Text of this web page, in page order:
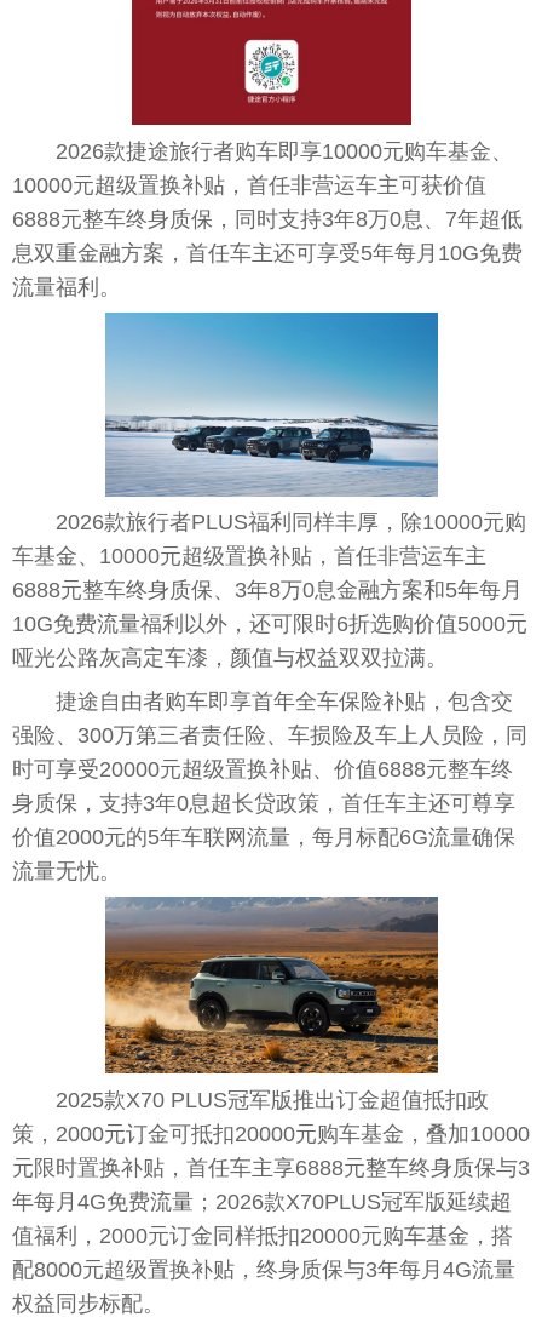
2026款捷途旅行者购车即享10000元购车基金、
10000元超级置换补贴，首任非营运车主可获价值
6888元整车终身质保，同时支持3年8万0息、7年超低
息双重金融方案，首任车主还可享受5年每月10G免费
流量福利。
2026款旅行者PLUS福利同样丰厚，除10000元购
车基金、10000元超级置换补贴，首任非营运车主
6888元整车终身质保、3年8万0息金融方案和5年每月
10G免费流量福利以外，还可限时6折选购价值5000元
哑光公路灰高定车漆，颜值与权益双双拉满。
捷途自由者购车即享首年全车保险补贴，包含交
强险、300万第三者责任险、车损险及车上人员险，同
时可享受20000元超级置换补贴、价值6888元整车终
身质保，支持3年0息超长贷政策，首任车主还可尊享
价值2000元的5年车联网流量，每月标配6G流量确保
流量无忧。
2025款X70 PLUS冠军版推出订金超值抵扣政
策，2000元订金可抵扣20000元购车基金，叠加10000
元限时置换补贴，首任车主享6888元整车终身质保与3
年每月4G免费流量；2026款X70PLUS冠军版延续超
值福利，2000元订金同样抵扣20000元购车基金，搭
配8000元超级置换补贴，终身质保与3年每月4G流量
权益同步标配。